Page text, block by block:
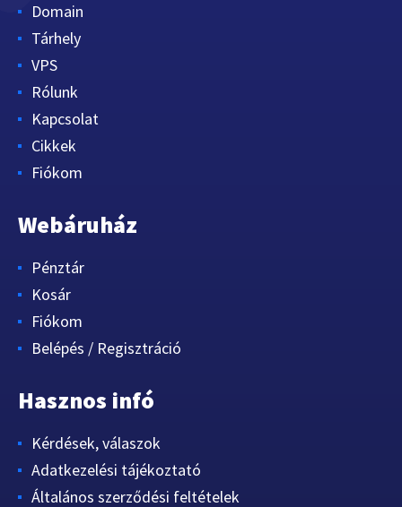
Domain
Tárhely
VPS
Rólunk
Kapcsolat
Cikkek
Fiókom
Webáruház
Pénztár
Kosár
Fiókom
Belépés / Regisztráció
Hasznos infó
Kérdések, válaszok
Adatkezelési tájékoztató
Általános szerződési feltételek